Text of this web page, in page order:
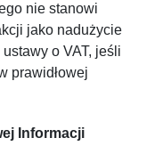
nie stanowi
jako nadużycie
o VAT, jeśli
prawidłowej
Informacji